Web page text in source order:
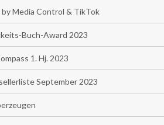
Media Control & TikTok
Buch-Award 2023
1. Hj. 2023
September 2023